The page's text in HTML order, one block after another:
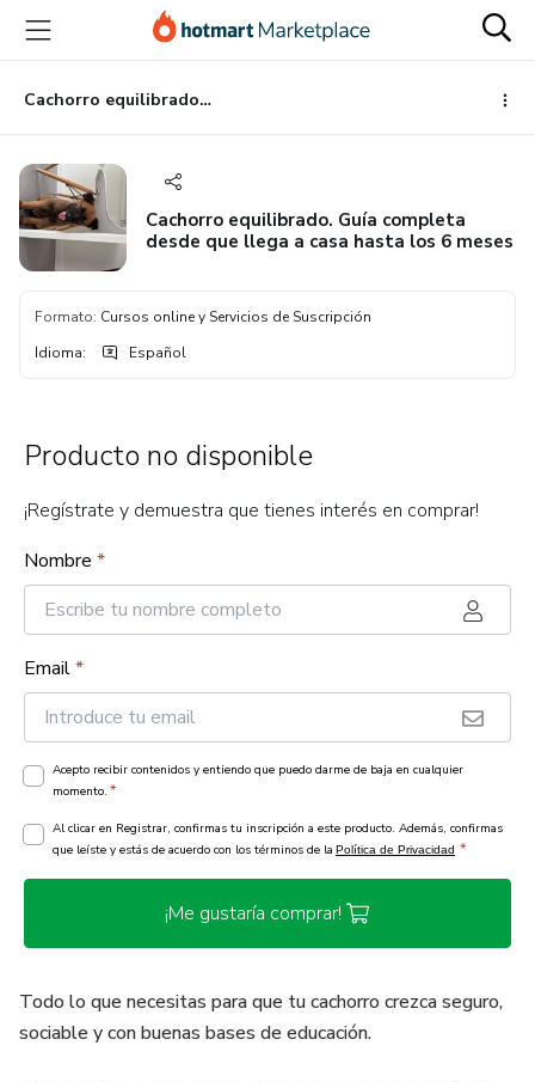
principal
página
de
página
Cachorro equilibrado. Guía completa desde que llega a casa hasta los 6 meses
Cachorro equilibrado. Guía completa
desde que llega a casa hasta los 6 meses
Formato: Cursos online y Servicios de Suscripción
Idioma: Español
Producto no disponible
¡Regístrate y demuestra que tienes interés en comprar!
Nombre *
Email*
Acepto recibir contenidos y entiendo que puedo darme de baja en cualquier
momento. *
Al clicar en Registrar, confirmas tu inscripción a este producto. Además, confirmas
que leíste y estás de acuerdo con los términos de la Política de Privacidad *
¡Me gustaría comprar!
Todo lo que necesitas para que tu cachorro crezca seguro,
sociable y con buenas bases de educación.